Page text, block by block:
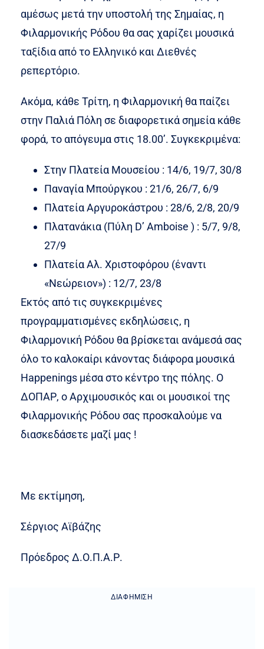
αμέσως μετά την υποστολή της Σημαίας, η
Φιλαρμονικής Ρόδου θα σας χαρίζει μουσικά
ταξίδια από το Ελληνικό και Διεθνές
ρεπερτόριο.
Ακόμα, κάθε Τρίτη, η Φιλαρμονική θα παίζει
στην Παλιά Πόλη σε διαφορετικά σημεία κάθε
φορά, το απόγευμα στις 18.00’. Συγκεκριμένα:
Στην Πλατεία Μουσείου : 14/6, 19/7, 30/8
Παναγία Μπούργκου : 21/6, 26/7, 6/9
Πλατεία Αργυροκάστρου : 28/6, 2/8, 20/9
Πλατανάκια (Πύλη D’ Amboise ) : 5/7, 9/8,
27/9
Πλατεία Αλ. Χριστοφόρου (έναντι
«Νεώρειον») : 12/7, 23/8
Εκτός από τις συγκεκριμένες
προγραμματισμένες εκδηλώσεις, η
Φιλαρμονική Ρόδου θα βρίσκεται ανάμεσά σας
όλο το καλοκαίρι κάνοντας διάφορα μουσικά
Happenings μέσα στο κέντρο της πόλης. Ο
ΔΟΠΑΡ, ο Αρχιμουσικός και οι μουσικοί της
Φιλαρμονικής Ρόδου σας προσκαλούμε να
διασκεδάσετε μαζί μας !
Με εκτίμηση,
Σέργιος Αϊβάζης
Πρόεδρος Δ.Ο.Π.Α.Ρ.
ΔΙΑΦΉΜΙΣΗ